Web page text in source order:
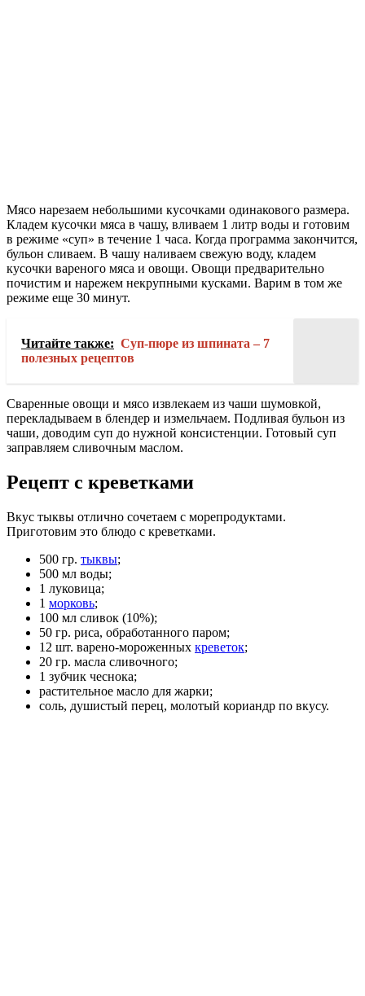
Мясо нарезаем небольшими кусочками одинакового размера.
Кладем кусочки мяса в чашу, вливаем 1 литр воды и готовим
в режиме «суп» в течение 1 часа. Когда программа закончится,
бульон сливаем. В чашу наливаем свежую воду, кладем
кусочки вареного мяса и овощи. Овощи предварительно
почистим и нарежем некрупными кусками. Варим в том же
режиме еще 30 минут.
Читайте также: Суп-пюре из шпината – 7
полезных рецептов
Сваренные овощи и мясо извлекаем из чаши шумовкой,
перекладываем в блендер и измельчаем. Подливая бульон из
чаши, доводим суп до нужной консистенции. Готовый суп
заправляем сливочным маслом.
Рецепт с креветками
Вкус тыквы отлично сочетаем с морепродуктами.
Приготовим это блюдо с креветками.
500 гр. тыквы;
500 мл воды;
1 луковица;
1 морковь;
100 мл сливок (10%);
50 гр. риса, обработанного паром;
12 шт. варено-мороженных креветок;
20 гр. масла сливочного;
1 зубчик чеснока;
растительное масло для жарки;
соль, душистый перец, молотый кориандр по вкусу.